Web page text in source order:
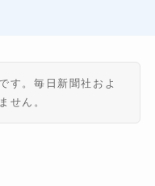
す。毎日新聞社およ
せん。